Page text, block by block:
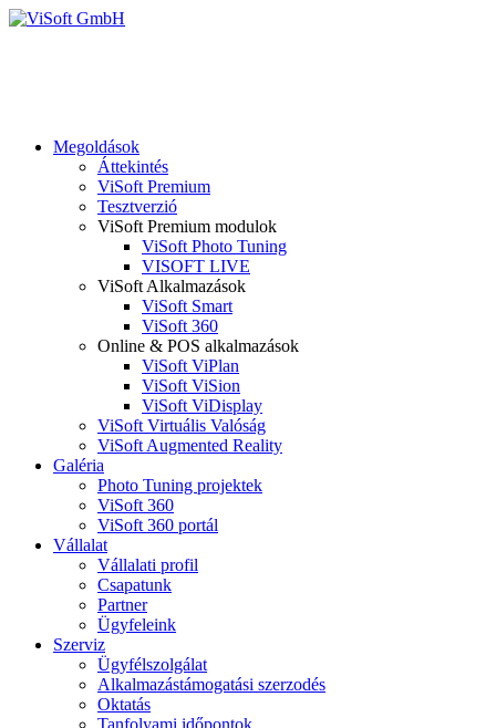
Megoldások
Áttekintés
ViSoft Premium
Tesztverzió
ViSoft Premium modulok
ViSoft Photo Tuning
VISOFT LIVE
ViSoft Alkalmazások
ViSoft Smart
ViSoft 360
Online & POS alkalmazások
ViSoft ViPlan
ViSoft ViSion
ViSoft ViDisplay
ViSoft Virtuális Valóság
ViSoft Augmented Reality
Galéria
Photo Tuning projektek
ViSoft 360
ViSoft 360 portál
Vállalat
Vállalati profil
Csapatunk
Partner
Ügyfeleink
Szerviz
Ügyfélszolgálat
Alkalmazástámogatási szerzodés
Oktatás
Tanfolyami időpontok